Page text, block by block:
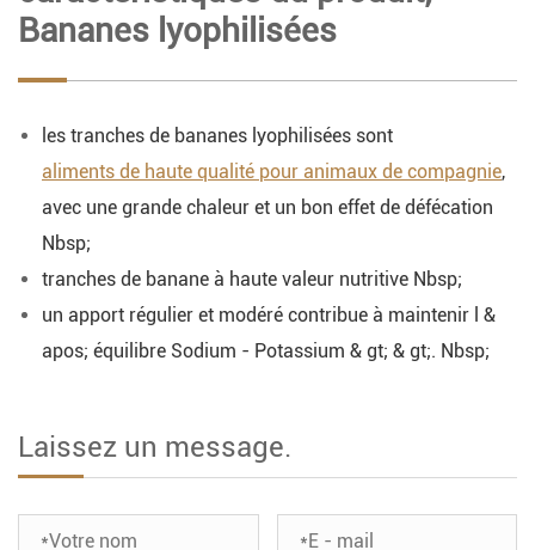
Bananes lyophilisées
les tranches de bananes lyophilisées sont
aliments de haute qualité pour animaux de compagnie,
avec une grande chaleur et un bon effet de défécation
Nbsp;
tranches de banane à haute valeur nutritive Nbsp;
un apport régulier et modéré contribue à maintenir l &
apos; équilibre Sodium - Potassium & gt; & gt;. Nbsp;
Laissez un message.